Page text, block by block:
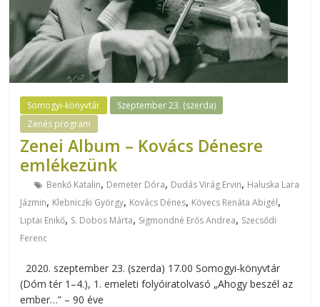
Somogyi-könyvtár
Szeptember 23. (szerda)
Zenés program
Zenei Album – Kovács Dénesre
emlékezünk
Benkő Katalin, Demeter Dóra, Dudás Virág Ervin, Haluska Lara
Jázmin, Klebniczki György, Kovács Dénes, Kövecs Renáta Abigél,
Liptai Enikő, S. Dobos Márta, Sigmondné Erős Andrea, Szecsődi
Ferenc
2020. szeptember 23. (szerda) 17.00 Somogyi-könyvtár
(Dóm tér 1–4.), 1. emeleti folyóiratolvasó „Ahogy beszél az
ember…” – 90 éve